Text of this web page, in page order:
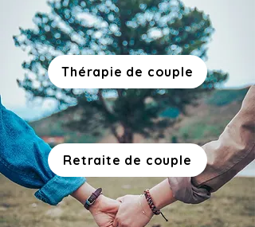
Thérapie de couple
Retraite de couple